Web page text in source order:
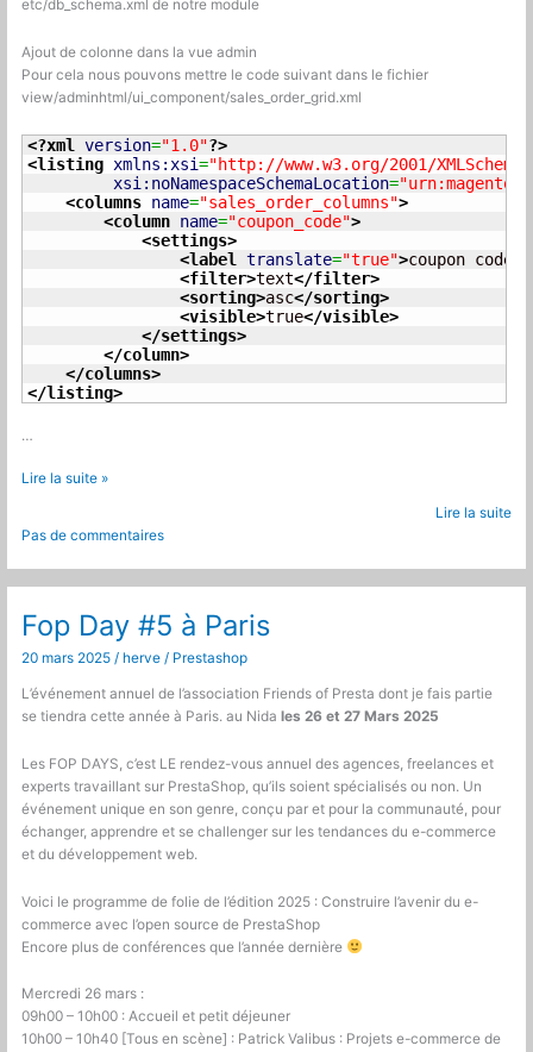
etc/db_schema.xml de notre module
Ajout de colonne dans la vue admin
Pour cela nous pouvons mettre le code suivant dans le fichier
view/adminhtml/ui_component/sales_order_grid.xml
<?xml version="1.0"?>
<listing xmlns:xsi="http://www.w3.org/2001/
xsi:noNamespaceSchemaLocation=
<columns name="sales_order_columns">
<column name="coupon_code">
<settings>
<label
translate="true">coupon code
<filter>text</filter>
<sorting>asc</sorting>
<visible>true</visible>
</settings>
</column>
</columns>
</listing>
…
Magento
Ajouter
une
colonne
dans
la
grid
des
commandes
Lire la suite »
Lire la suite
Pas de commentaires
Fop Day #5 à Paris
20 mars 2025/ herve/ Prestashop
L’événement annuel de l’association Friends of Presta dont je fais partie
se tiendra cette année à Paris. au Nida les 26 et 27 Mars 2025
Les FOP DAYS, c’est LE rendez-vous annuel des agences, freelances et
experts travaillant sur PrestaShop, qu’ils soient spécialisés ou non. Un
événement unique en son genre, conçu par et pour la communauté, pour
échanger, apprendre et se challenger sur les tendances du e-commerce
et du développement web.
Voici le programme de folie de l’édition 2025 : Construire l’avenir du e-
commerce avec l’open source de PrestaShop
Encore plus de conférences que l’année dernière
Mercredi 26 mars :
09h00 – 10h00 : Accueil et petit déjeuner
10h00 – 10h40 [Tous en scène] : Patrick Valibus : Projets e-commerce de